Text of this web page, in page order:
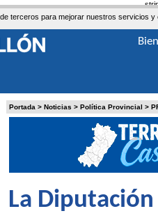
terceros para mejorar nuestros servicios
Portada > Noticias > Política Provincial >
La